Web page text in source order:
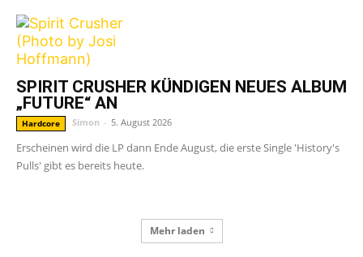
SPIRIT CRUSHER KÜNDIGEN NEUES ALBUM
„FUTURE“ AN
Hardcore Simon - 5. August 2026
Erscheinen wird die LP dann Ende August, die erste Single 'History's
Pulls' gibt es bereits heute.
Mehr laden